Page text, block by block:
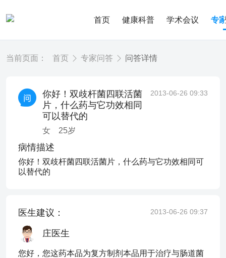
首页 健康科普 学术会议 专
当前页面： 首页 专家问答 问答详情
你好！双歧杆菌四联活菌
片，什么药与它功效相同
可以替代的
女 25岁
2013-06-26 09:33
病情描述
你好！双歧杆菌四联活菌片，什么药与它功效相同可
以替代的
医生建议： 2013-06-26 09:37
庄医生
您好，您这药本品为复方制剂本品用于治疗与肠道菌